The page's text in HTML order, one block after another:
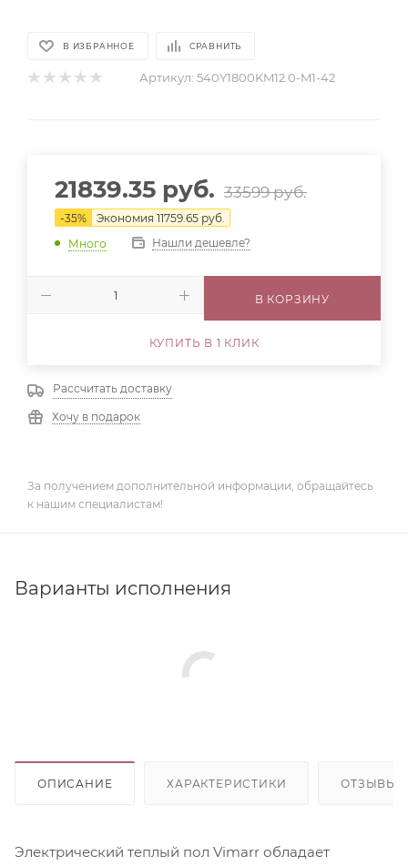
В ИЗБРАННОЕ СРАВНИТЬ
Артикул: 540Y1800KM12.0-M1-42
21839.35 руб. 33599руб.
-35% Экономия 11759.65 руб.
Много
Нашли дешевле?
В КОРЗИНУ
КУПИТЬ В 1 КЛИК
Рассчитать доставку
Хочу в подарок
За получением дополнительной информации, обращайтесь
к нашим специалистам!
Варианты исполнения
ОПИСАНИЕ ХАРАКТЕРИСТИКИ ОТЗЫВЫ
Электрический теплый пол Vimarr обладает